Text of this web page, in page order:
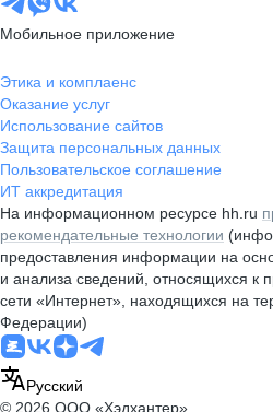
Мобильное приложение
Этика и комплаенс
Оказание услуг
Использование сайтов
Защита персональных данных
Пользовательское соглашение
ИТ аккредитация
На информационном ресурсе hh.ru
рекомендательные технологии
предоставления информации на
и анализа сведений, относящихся к
сети «Интернет», находящихся на
Федерации)
Русский
© 2026 ООО «Хэдхантер»